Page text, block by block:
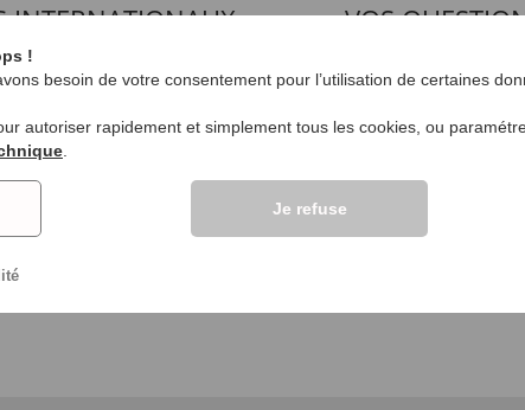
INTERNATIONAUX
de clients >>
VOS
Poser une
!
besoin de votre consentement pour l’utilisation de certaines
autoriser rapidement et simplement tous les cookies, ou
Je refuse